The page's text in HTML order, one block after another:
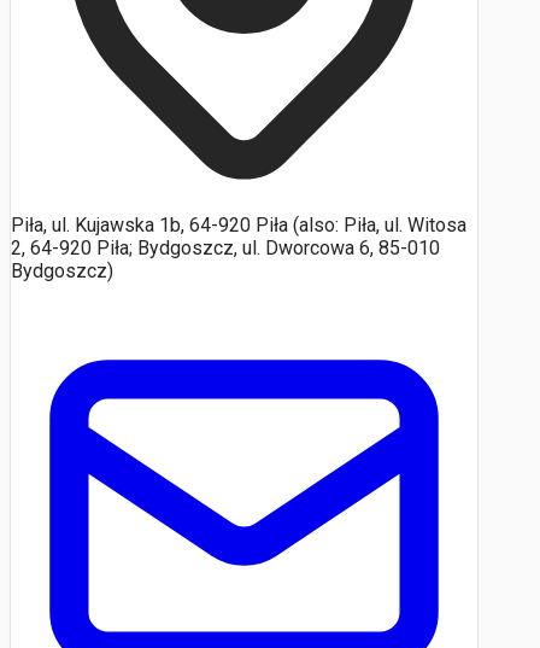
Piła, ul. Kujawska 1b, 64-920 Piła (also: Piła, ul. Witosa
2, 64-920 Piła; Bydgoszcz, ul. Dworcowa 6, 85-010
Bydgoszcz)